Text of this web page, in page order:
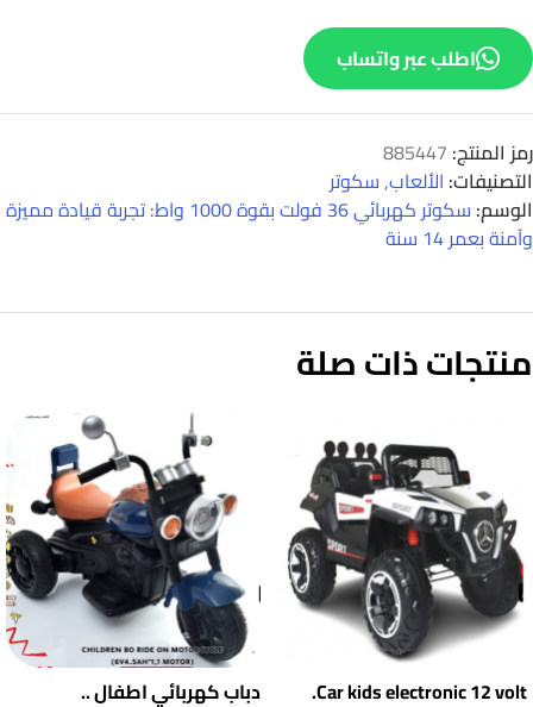
اطلب عبر واتساب
رمز المنتج: 885447
التصنيفات: الألعاب,سكوتر
الوسم:
سكوتر كهربائي 36 فولت بقوة 1000 واط: تجربة قيادة مميزة
وآمنة بعمر 14 سنة
منتجات ذات صلة
Car kids electronic 12 volt.
دباب كهربائي اطفال ..